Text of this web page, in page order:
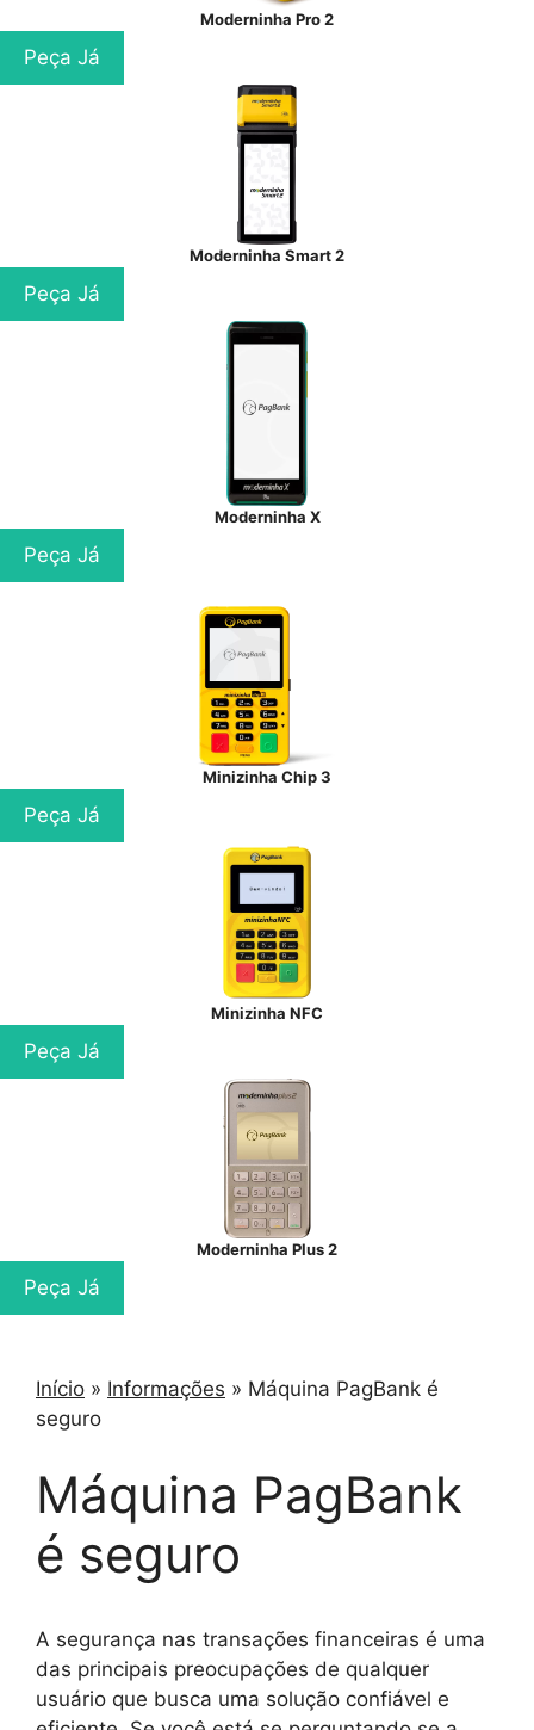
Moderninha Pro 2
Peça Já
Moderninha Smart 2
Peça Já
Moderninha X
Peça Já
Minizinha Chip 3
Peça Já
Minizinha NFC
Peça Já
Moderninha Plus 2
Peça Já
Início » Informações » Máquina PagBank é
seguro
Máquina PagBank
é seguro
A segurança nas transações financeiras é uma
das principais preocupações de qualquer
usuário que busca uma solução confiável e